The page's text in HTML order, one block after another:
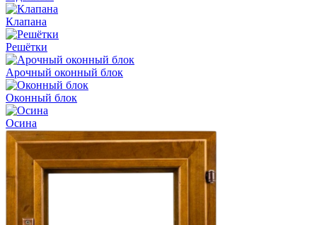
Клапана
Решётки
Арочный оконный блок
Оконный блок
Осина